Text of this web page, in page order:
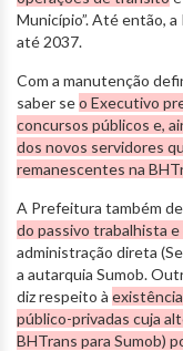
Município”. Até então,
até 2037.
Com a manutenção
saber seo Executivo
concursos públicos e,
dos novos servidores
remanescentes na
A Prefeitura também
do passivo trabalhista
administração direta
a autarquia Sumob.
diz respeito à
público-privadas cuja
BHTrans para Sumob)